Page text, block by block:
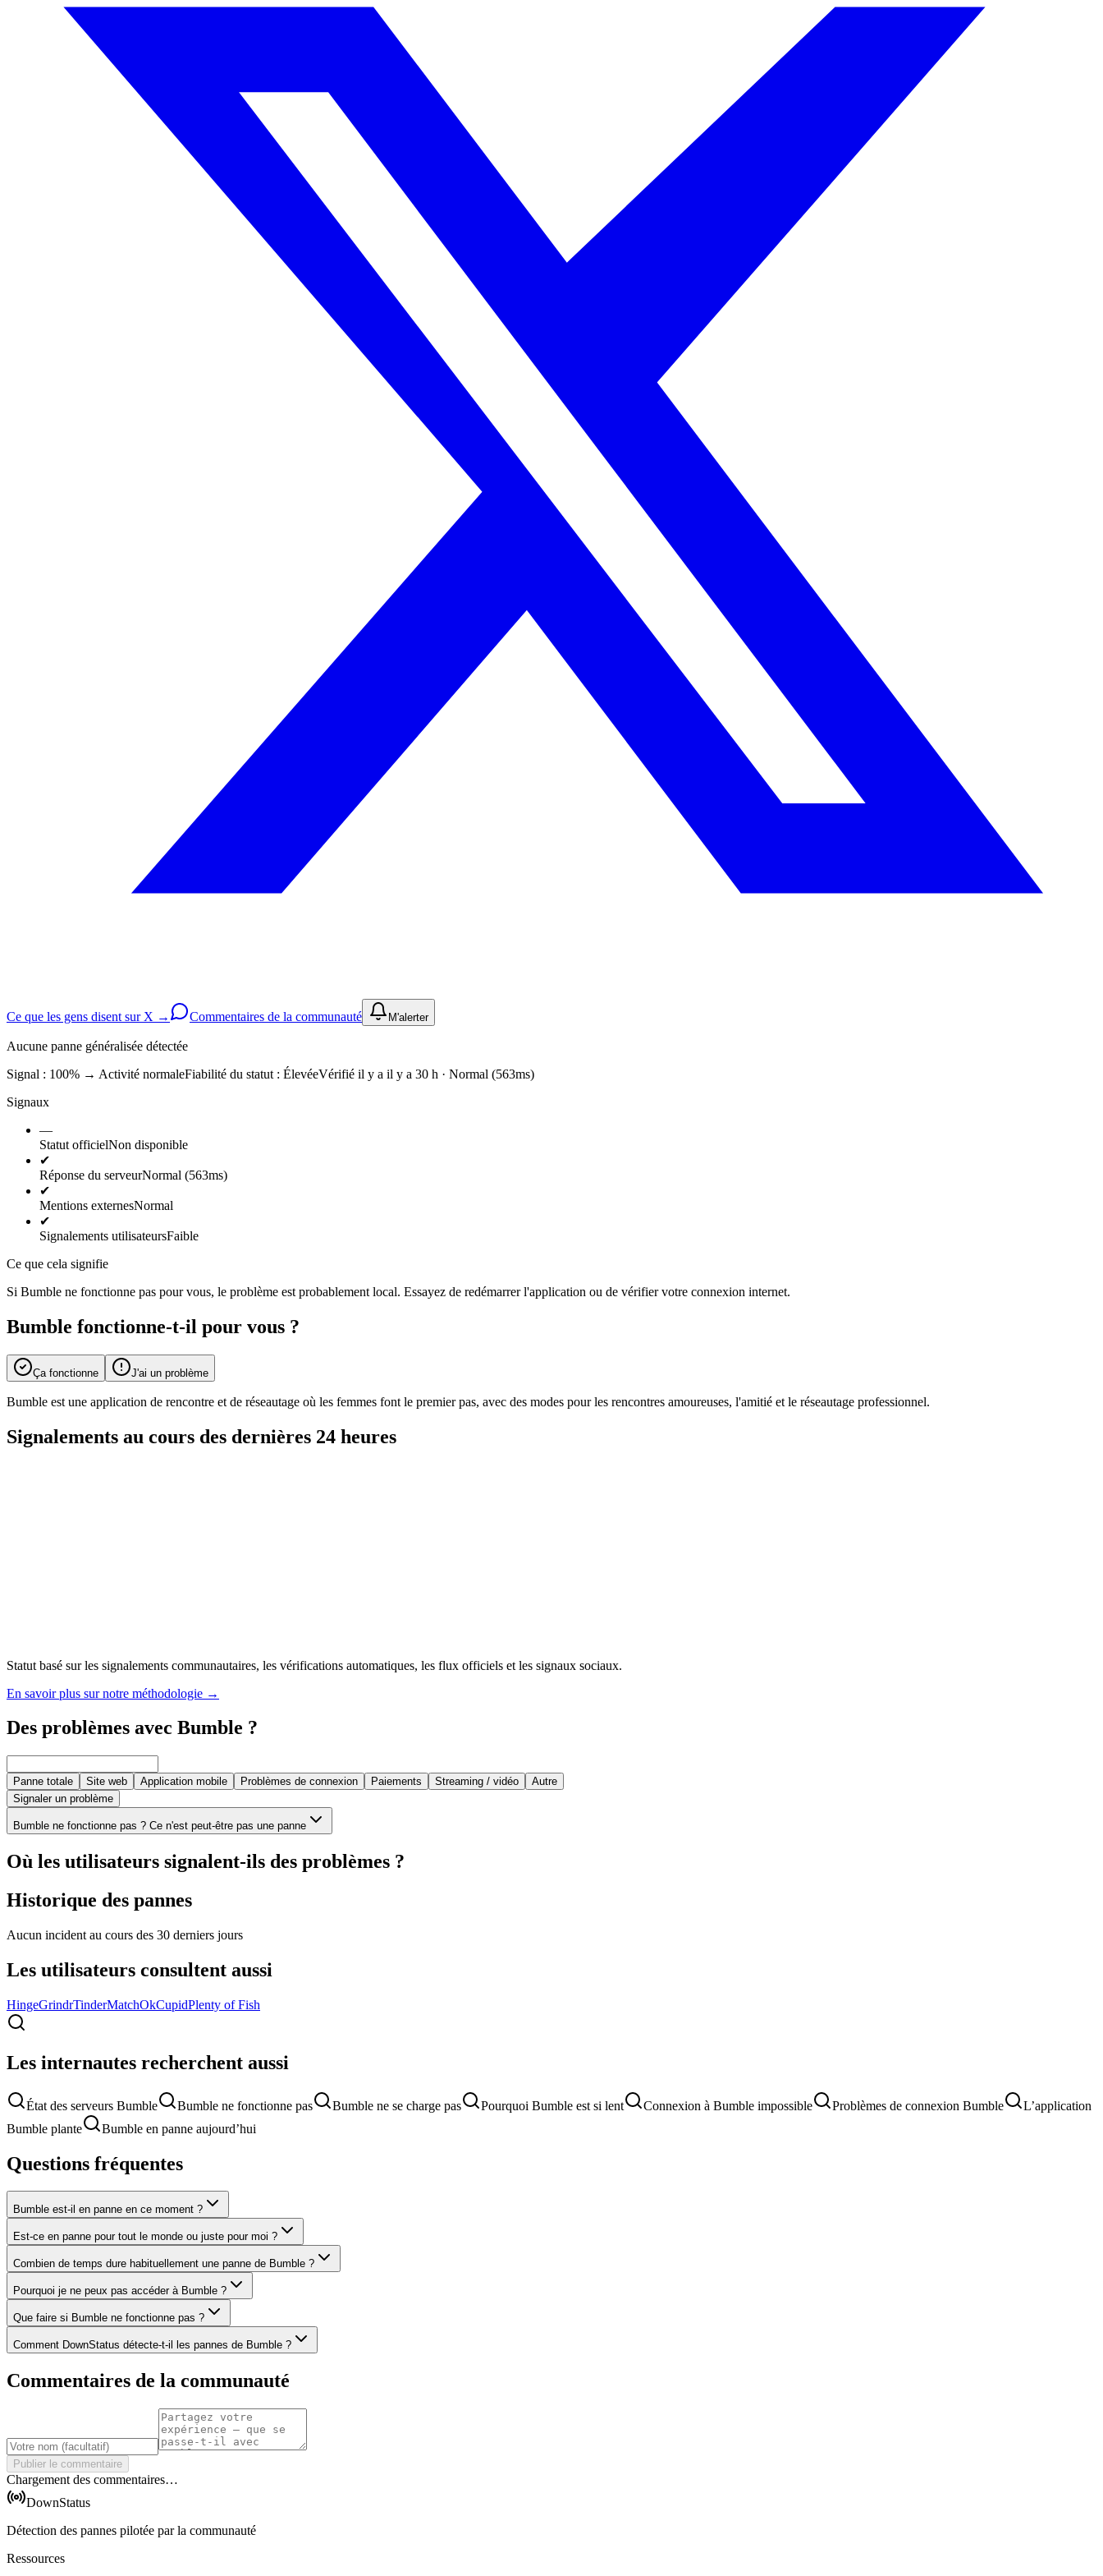
Ce que les gens disent sur X → Commentaires de la communauté M'alerter
Aucune panne généralisée détectée
Signal : 100% → Activité normaleFiabilité du statut : ÉlevéeVérifié il y a il y a 30 h · Normal (563ms)
Signaux
—
Statut officielNon disponible
✔
Réponse du serveurNormal (563ms)
✔
Mentions externesNormal
✔
Signalements utilisateursFaible
Ce que cela signifie
Si Bumble ne fonctionne pas pour vous, le problème est probablement local. Essayez de redémarrer l'application ou de vérifier votre connexion internet.
Bumble fonctionne-t-il pour vous ?
Ça fonctionne J'ai un problème
Bumble est une application de rencontre et de réseautage où les femmes font le premier pas, avec des modes pour les rencontres amoureuses, l'amitié et le réseautage professionnel.
Signalements au cours des dernières 24 heures
Statut basé sur les signalements communautaires, les vérifications automatiques, les flux officiels et les signaux sociaux.
En savoir plus sur notre méthodologie →
Des problèmes avec Bumble ?
Panne totale Site web Application mobile Problèmes de connexion Paiements Streaming / vidéo
Autre
Signaler un problème
Bumble ne fonctionne pas ? Ce n'est peut-être pas une panne
Où les utilisateurs signalent-ils des problèmes ?
Historique des pannes
Aucun incident au cours des 30 derniers jours
Les utilisateurs consultent aussi
HingeGrindrTinderMatchOkCupidPlenty of Fish
Les internautes recherchent aussi
État des serveurs Bumble Bumble ne fonctionne pas Bumble ne se charge pas Pourquoi Bumble est si lent Connexion à Bumble impossible Problèmes de connexion Bumble
L’application
Bumble plante
Bumble en panne aujourd’hui
Questions fréquentes
Bumble est-il en panne en ce moment ?
Est-ce en panne pour tout le monde ou juste pour moi ?
Combien de temps dure habituellement une panne de Bumble ?
Pourquoi je ne peux pas accéder à Bumble ?
Que faire si Bumble ne fonctionne pas ?
Comment DownStatus détecte-t-il les pannes de Bumble ?
Commentaires de la communauté
Publier le commentaire
Chargement des commentaires…
DownStatus
Détection des pannes pilotée par la communauté
Ressources